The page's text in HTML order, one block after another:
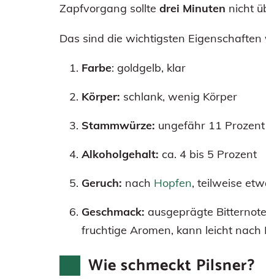
Zapfvorgang sollte drei Minuten nicht
Das sind die wichtigsten Eigenschaften
Farbe: goldgelb, klar
Körper: schlank, wenig Körper
Stammwürze: ungefähr 11 Prozent
Alkoholgehalt: ca. 4 bis 5 Prozent
Geruch: nach Hopfen, teilweise
Geschmack: ausgeprägte
fruchtige Aromen, kann leicht nach
Wie schmeckt Pilsner?